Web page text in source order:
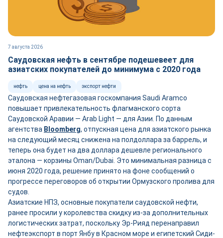
7 августа 2026
Саудовская нефть в сентябре подешевеет для
азиатских покупателей до минимума с 2020 года
нефть цена на нефть экспорт нефти
Саудовская нефтегазовая госкомпания Saudi Aramco
повышает привлекательность флагманского сорта
Саудовской Аравии — Arab Light — для Азии. По данным
агентства Bloomberg, отпускная цена для азиатского рынка
на следующий месяц снижена на полдоллара за баррель, и
теперь она будет на два доллара дешевле регионального
эталона — корзины Oman/Dubai. Это минимальная разница с
июня 2020 года, решение принято на фоне сообщений о
прогрессе переговоров об открытии Ормузского пролива для
судов.
Азиатские НПЗ, основные покупатели саудовской нефти,
ранее просили у королевства скидку из-за дополнительных
логистических затрат, поскольку Эр-Рияд перенаправил
нефтеэкспорт в порт Янбу в Красном море и египетский Сиди-